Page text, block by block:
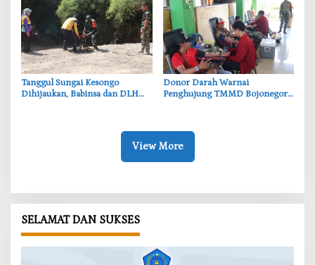
‎Tanggul Sungai Kesongo
Dihijaukan, Babinsa dan DLH
‎Donor Darah Warnai
Penghujung TMMD Bojonegoro
View More
SELAMAT DAN SUKSES